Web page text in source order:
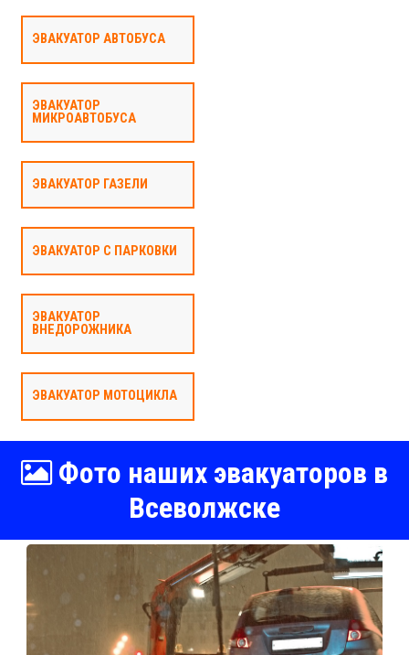
ЭВАКУАТОР АВТОБУСА
ЭВАКУАТОР
МИКРОАВТОБУСА
ЭВАКУАТОР ГАЗЕЛИ
ЭВАКУАТОР С ПАРКОВКИ
ЭВАКУАТОР
ВНЕДОРОЖНИКА
ЭВАКУАТОР МОТОЦИКЛА
Фото наших эвакуаторов в
Всеволжске